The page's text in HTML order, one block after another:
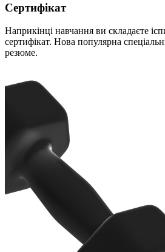
Сертифікат
Наприкінці навчання ви складаєте
сертифікат. Нова популярна
резюме.